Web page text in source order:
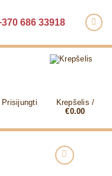
686 33918
Prisijungti
Krepšelis /
€0.00